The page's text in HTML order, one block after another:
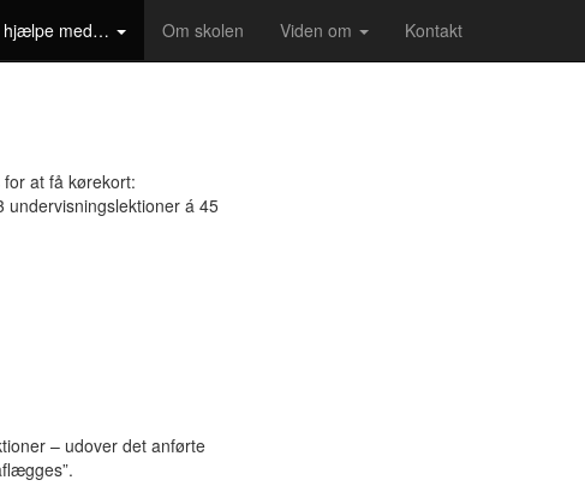
hjælpe med… Om skolen Viden om Kontakt
at få kørekort:
á 45
– udover det anførte